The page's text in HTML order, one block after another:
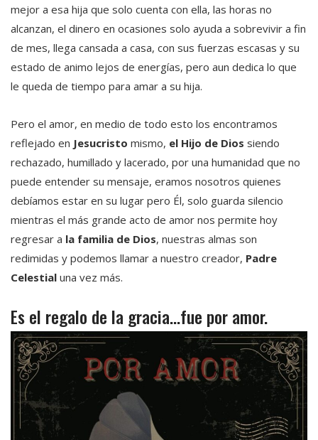
mejor a esa hija que solo cuenta con ella, las horas no
alcanzan, el dinero en ocasiones solo ayuda a sobrevivir a fin
de mes, llega cansada a casa, con sus fuerzas escasas y su
estado de animo lejos de energías, pero aun dedica lo que
le queda de tiempo para amar a su hija.
Pero el amor, en medio de todo esto los encontramos
reflejado en Jesucristo mismo, el Hijo de Dios siendo
rechazado, humillado y lacerado, por una humanidad que no
puede entender su mensaje, eramos nosotros quienes
debíamos estar en su lugar pero Él, solo guarda silencio
mientras el más grande acto de amor nos permite hoy
regresar a la familia de Dios, nuestras almas son
redimidas y podemos llamar a nuestro creador, Padre
Celestial una vez más.
Es el regalo de la gracia…fue por amor.